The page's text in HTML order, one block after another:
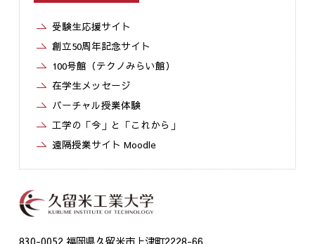
受験生応援サイト
創立50周年記念サイト
100号館（テクノみらい館）
在学生メッセージ
バーチャル授業体験
工学の「今」と「これから」
遠隔授業サイト Moodle
830-0052 福岡県久留米市上津町2228-66